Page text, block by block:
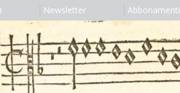
Newsletter Abbonamenti